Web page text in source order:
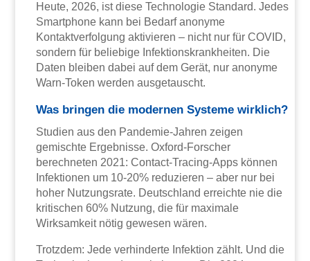
Heute, 2026, ist diese Technologie Standard. Jedes
Smartphone kann bei Bedarf anonyme
Kontaktverfolgung aktivieren – nicht nur für COVID,
sondern für beliebige Infektionskrankheiten. Die
Daten bleiben dabei auf dem Gerät, nur anonyme
Warn-Token werden ausgetauscht.
Was bringen die modernen Systeme wirklich?
Studien aus den Pandemie-Jahren zeigen
gemischte Ergebnisse. Oxford-Forscher
berechneten 2021: Contact-Tracing-Apps können
Infektionen um 10-20% reduzieren – aber nur bei
hoher Nutzungsrate. Deutschland erreichte nie die
kritischen 60% Nutzung, die für maximale
Wirksamkeit nötig gewesen wären.
Trotzdem: Jede verhinderte Infektion zählt. Und die